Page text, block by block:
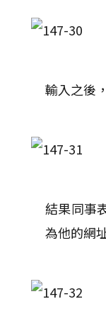
輸入之後
結果同事
為他的網